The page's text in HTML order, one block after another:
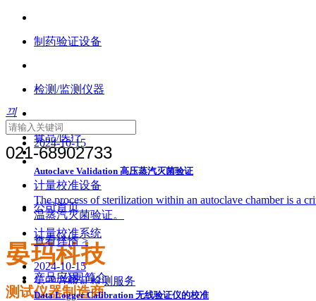
制药验证设备
检测/监测仪器
食品/医疗
计量校准设备
计量校准系统
第三方验证检测服务
끠
021-68902733
公司首页
公司简介
公司简介
产品应用
晏玛科技
测试仪器制造商
2024-10-15
Autoclave Validation 高压蒸汽灭菌验证
The process of sterilization within an autoclave chamber
温蒸汽灭菌验证。
查看详情 >
2024-10-15
Data Logger Calibration 无线验证仪的校准